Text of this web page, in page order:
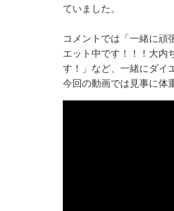
ていました。
コメントでは「一緒に頑
エット中です！！！大内
す！」など、一緒にダイ
今回の動画では見事に体